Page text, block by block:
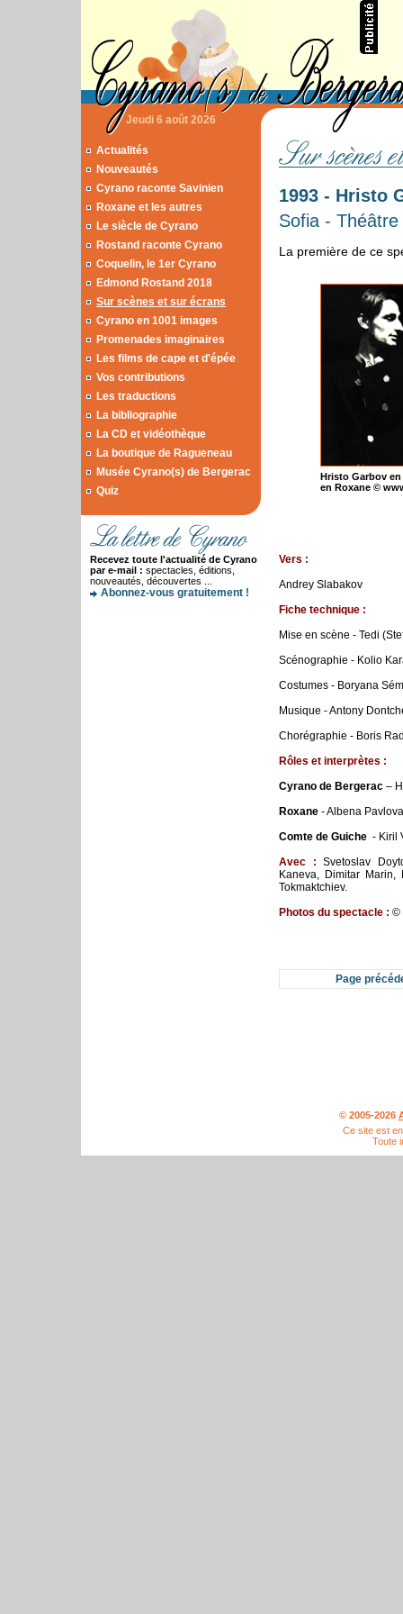
Jeudi 6 août 2026
Actualités
Nouveautés
Cyrano raconte Savinien
Roxane et les autres
Le siècle de Cyrano
Rostand raconte Cyrano
Coquelin, le 1er Cyrano
Edmond Rostand 2018
Sur scènes et sur écrans
Cyrano en 1001 images
Promenades imaginaires
Les films de cape et d'épée
Vos contributions
Les traductions
La bibliographie
La CD et vidéothèque
La boutique de Ragueneau
Musée Cyrano(s) de Bergerac
Quiz
Recevez toute l'actualité de Cyrano
par e-mail : spectacles, éditions,
nouveautés, découvertes ...
Abonnez-vous gratuitement !
1993 - Hristo
Sofia -
La première de ce
Hristo Garbov en
en Roxane ©
Vers :
Andrey Slabakov
Fiche technique :
Mise en scène - Tedi
Scénographie - Kolio
Costumes - Boryana
Musique - Antony
Chorégraphie - Boris
Rôles et interprètes :
Cyrano de Bergerac –
Roxane - Albena Pavlova
Comte de Guiche - Kiril
Avec : Svetoslav
Kaneva, Dimitar Marin,
Tokmaktchiev.
Photos du spectacle : ©
Page
© 2005-2026
Ce site est
Toute